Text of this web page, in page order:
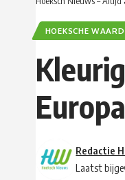
HOEKSCHE WAARD
Europa
Laatst
Redactie